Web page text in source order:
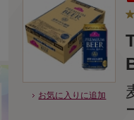
お気に入りに追加